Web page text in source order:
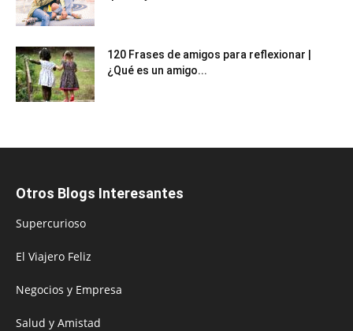
120 Frases de amigos para reflexionar |
¿Qué es un amigo...
Otros Blogs Interesantes
Supercurioso
El Viajero Feliz
Negocios y Empresa
Salud y Amistad